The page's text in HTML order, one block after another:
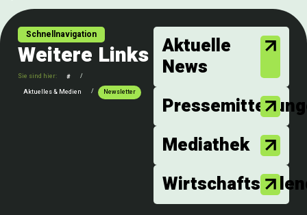
Schnellnavigation
Weitere Links
Sie sind hier: #
/
Aktuelles & Medien
/ Newsletter
Aktuelle
News
Mediathek